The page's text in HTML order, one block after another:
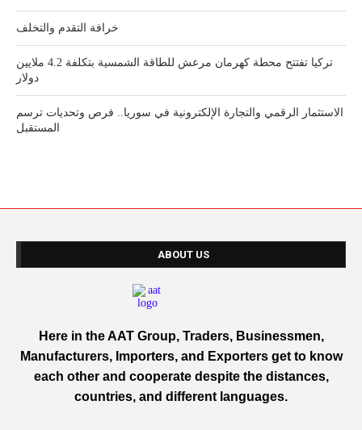
خرافة التقدم والتخلف
تركيا تفتتح محطة كهرمان مرعش للطاقة الشمسية بتكلفة 4.2 ملايين
دولار
الاستثمار الرقمي والتجارة الإلكترونية في سوريا.. فرص وتحديات ترسم
المستقبل
ABOUT US
Here in the AAT Group, Traders, Businessmen,
Manufacturers, Importers, and Exporters get to know
each other and cooperate despite the distances,
countries, and different languages.